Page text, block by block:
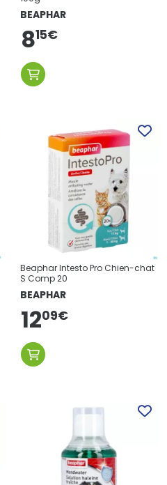
BEAPHAR
815€
Beaphar Intesto Pro Chien-chat
S Comp 20
BEAPHAR
1209€